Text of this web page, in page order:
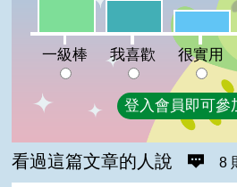
我喜歡:19%
很實用:13%
一級棒
我喜歡 很實用
登入會員即可參
看過這篇文章的人說 8